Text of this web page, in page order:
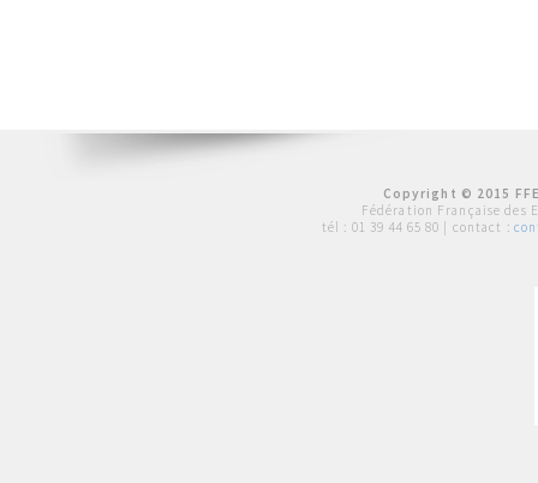
Copyright © 2015
Fédération Française des
tél : 01 39 44 65 80 | contact :